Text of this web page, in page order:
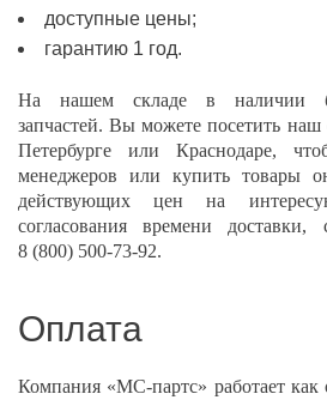
доступные цены;
гарантию 1 год.
На нашем складе в наличии
запчастей. Вы можете посетить наш
Петербурге или Краснодаре,
менеджеров или купить товары
действующих цен на
согласования времени
8 (800) 500-73-92.
Оплата
Компания «МС-партс» работает как